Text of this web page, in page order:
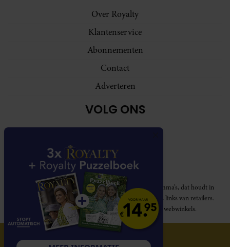
Over Royalty
Klantenservice
Abonnementen
Contact
Adverteren
VOLG ONS
Royalty participeert in diverse affiliate marketing programma’s, dat houdt in
dat Royalty commissies ontvangt voor aankopen middels links van retailers.
Deze website wordt niet gesponsord door de genoemde webwinkels.